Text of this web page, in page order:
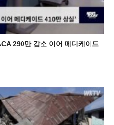
290만 감소 이어 메디케이드